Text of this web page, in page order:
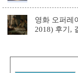
영화 오퍼레
2018) 후기,